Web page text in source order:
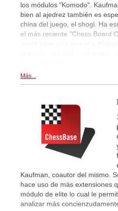
los módulos "Komodo".
bien al ajedrez también es
china del juego, el shogi. Ha
el más reciente "Chess Board
Más...
Kaufman, coautor del mismo.
hace uso de más extensiones
módulo de elite lo cual le
analizar más